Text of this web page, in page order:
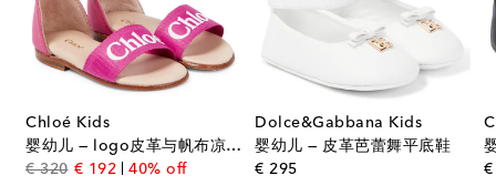
Chloé Kids
婴幼儿 — logo皮革与帆布凉鞋
€ 320original price
€ 192discount price
40% off
Dolce&Gabbana Kids
婴幼儿 — 皮革芭蕾舞平底鞋
€ 295original price €